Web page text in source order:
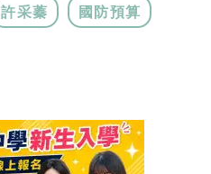
許采蓁 國防預算